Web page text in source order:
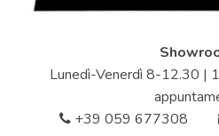
Lunedì-Venerdì 8-12.30 |
+39 059 677308